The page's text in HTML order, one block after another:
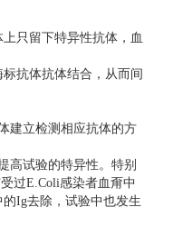
只留下特异性抗体，血
抗体抗体结合，从而间
建立检测相应抗体的方
试验的特异性。特别
过E.Coli感染者血甭中
Ig去除，试验中也发生